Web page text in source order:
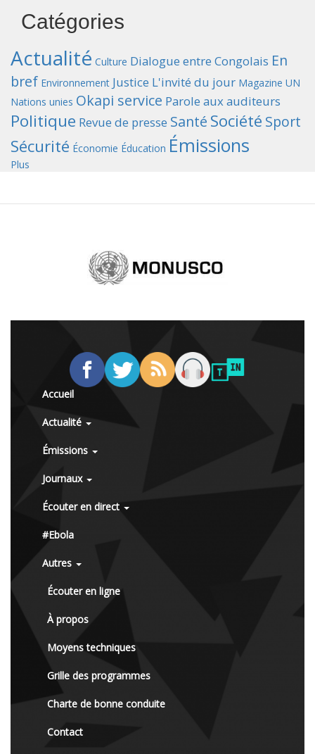
Catégories
Actualité Culture Dialogue entre Congolais En
bref Environnement Justice L'invité du jour Magazine UN
Nations unies Okapi service Parole aux auditeurs
Politique Revue de presse Santé Société Sport
Sécurité Économie Éducation Émissions
Plus
Accueil
Actualité
Émissions
Journaux
Écouter en direct
#Ebola
Autres
Écouter en ligne
À propos
Moyens techniques
Grille des programmes
Charte de bonne conduite
Contact